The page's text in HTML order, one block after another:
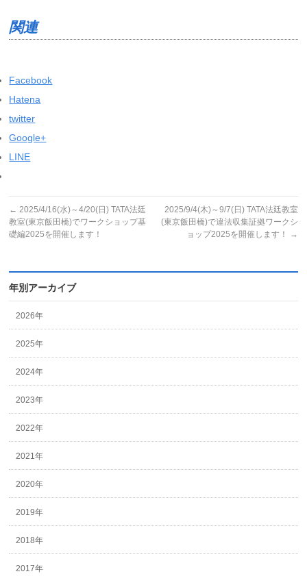
関連
Facebook
Hatena
twitter
Google+
LINE
← 2025/4/16(水)～4/20(日) TATA法廷
教室(東京飯田橋)でワークショップ基
礎編2025を開催します！
2025/9/4(木)～9/7(日) TATA法廷教室
(東京飯田橋)で違法収集証拠ワークシ
ョップ2025を開催します！
→
年別アーカイブ
2026年
2025年
2024年
2023年
2022年
2021年
2020年
2019年
2018年
2017年